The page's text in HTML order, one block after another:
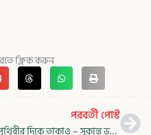
ক্লিক করুন
পরবর্তী পোস্ট
পৃথিবীর দিকে তাকাও – সুকান্ত ভট্টাচার্য